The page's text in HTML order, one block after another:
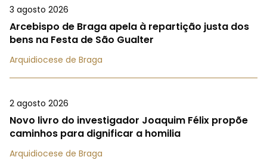
3 agosto 2026
Arcebispo de Braga apela à repartição justa dos
bens na Festa de São Gualter
Arquidiocese de Braga
2 agosto 2026
Novo livro do investigador Joaquim Félix propõe
caminhos para dignificar a homilia
Arquidiocese de Braga